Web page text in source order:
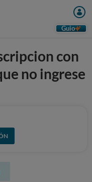
Guio
con
no ingrese